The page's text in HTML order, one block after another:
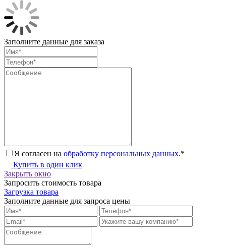
Заполните данные для заказа
Я согласен на обработку персональных данных.*
Купить в один клик
Закрыть окно
Запросить стоимость товара
Загрузка товара
Заполните данные для запроса цены